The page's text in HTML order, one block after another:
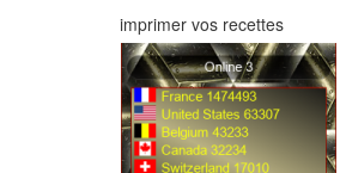
imprimer vos recettes